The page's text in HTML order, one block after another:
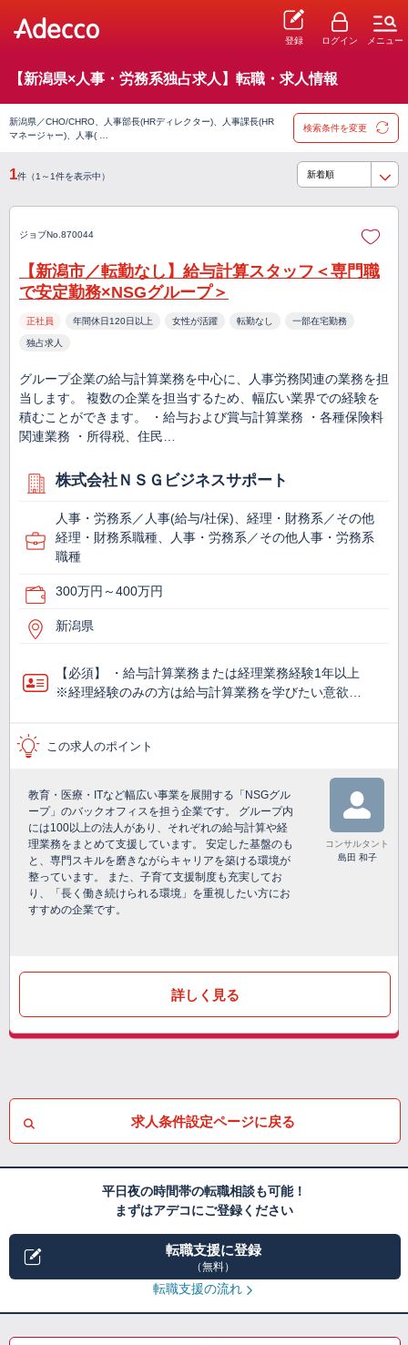
登録 ログイン メニュー
【新潟県×人事・労務系独占求人】転職・求人情報
新潟県／CHO/CHRO、人事部長(HRディレクター)、人事課長(HR
マネージャー)、人事( …
検索条件を変更
1件（1～1件を表示中）
ジョブNo.870044
【新潟市／転勤なし】給与計算スタッフ＜専門職
で安定勤務×NSGグループ＞
正社員 年間休日120日以上 女性が活躍 転勤なし 一部在宅勤務
独占求人
グループ企業の給与計算業務を中心に、人事労務関連の業務を担
当します。 複数の企業を担当するため、幅広い業界での経験を
積むことができます。 ・給与および賞与計算業務 ・各種保険料
関連業務 ・所得税、住民…
株式会社ＮＳＧビジネスサポート
人事・労務系／人事(給与/社保)、経理・財務系／その他
経理・財務系職種、人事・労務系／その他人事・労務系
職種
300万円～400万円
新潟県
【必須】 ・給与計算業務または経理業務経験1年以上
※経理経験のみの方は給与計算業務を学びたい意欲…
この求人のポイント
教育・医療・ITなど幅広い事業を展開する「NSGグル
ープ」のバックオフィスを担う企業です。 グループ内
には100以上の法人があり、それぞれの給与計算や経
理業務をまとめて支援しています。 安定した基盤のも
と、専門スキルを磨きながらキャリアを築ける環境が
整っています。 また、子育て支援制度も充実してお
り、「長く働き続けられる環境」を重視したい方にお
すすめの企業です。
コンサルタント
島田 和子
詳しく見る
求人条件設定ページに戻る
平日夜の時間帯の転職相談も可能！
まずはアデコにご登録ください
転職支援に登録
（無料）
転職支援の流れ